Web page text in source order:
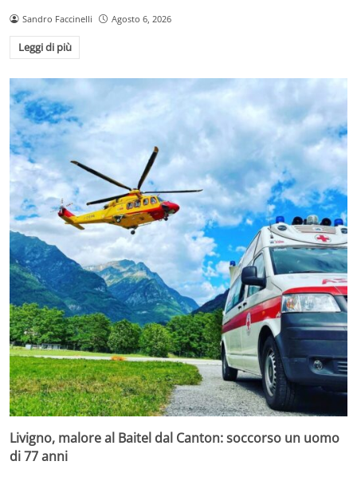
Sandro Faccinelli Agosto 6, 2026
Leggi di più
Livigno, malore al Baitel dal Canton: soccorso un uomo
di 77 anni